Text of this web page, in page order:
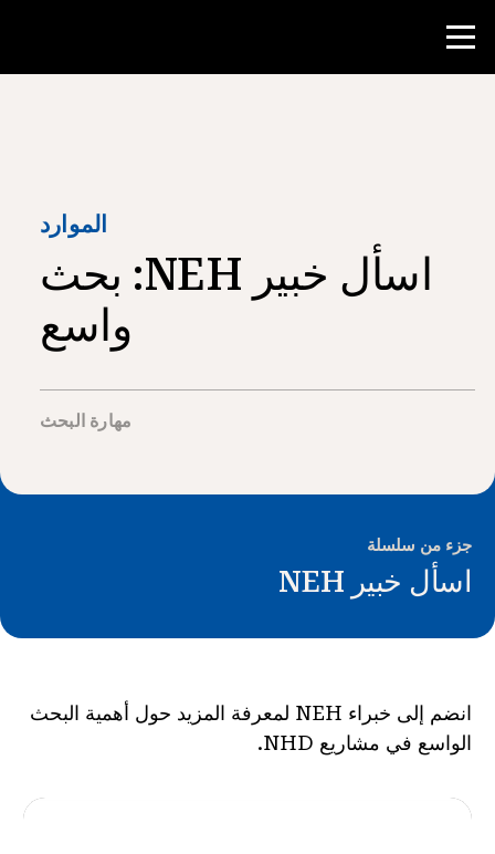
أدوات الفصل الدراسي
تدريس مهارات البحث
حول NHD ®
شارك
الموارد
اسأل خبير NEH: بحث
واسع
مهارة البحث
جزء من سلسلة
اسأل خبير NEH
انضم إلى خبراء NEH لمعرفة المزيد حول أهمية البحث
الواسع في مشاريع NHD.